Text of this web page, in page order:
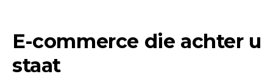
E-commerce die achter u
staat